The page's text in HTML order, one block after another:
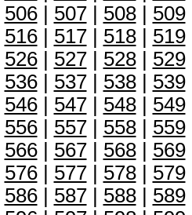
506| 507| 508| 509|
516| 517| 518| 519|
526| 527| 528| 529|
536| 537| 538| 539|
546| 547| 548| 549|
556| 557| 558| 559|
566| 567| 568| 569|
576| 577| 578| 579|
586| 587| 588| 589|